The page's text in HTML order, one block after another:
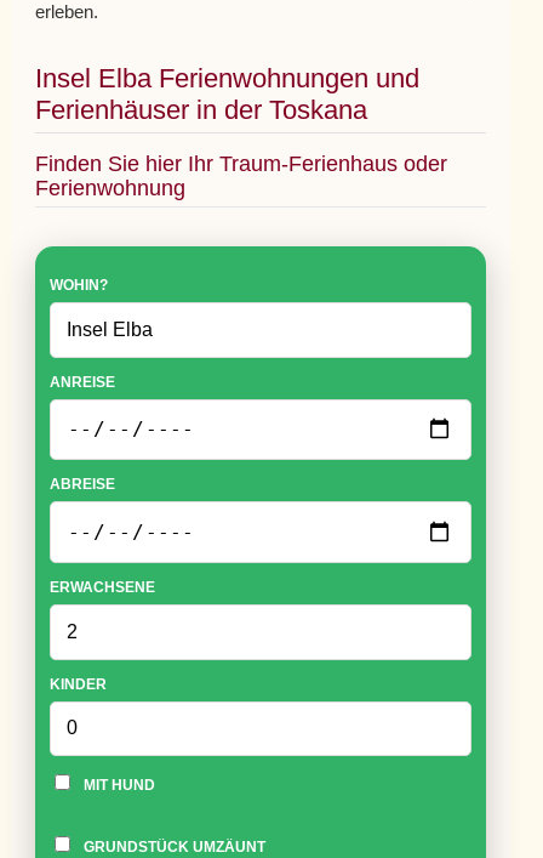
erleben.
Insel Elba Ferienwohnungen und
Ferienhäuser in der Toskana
Finden Sie hier Ihr Traum-Ferienhaus oder
Ferienwohnung
WOHIN?
ANREISE
ABREISE
ERWACHSENE
KINDER
MIT HUND
GRUNDSTÜCK UMZÄUNT